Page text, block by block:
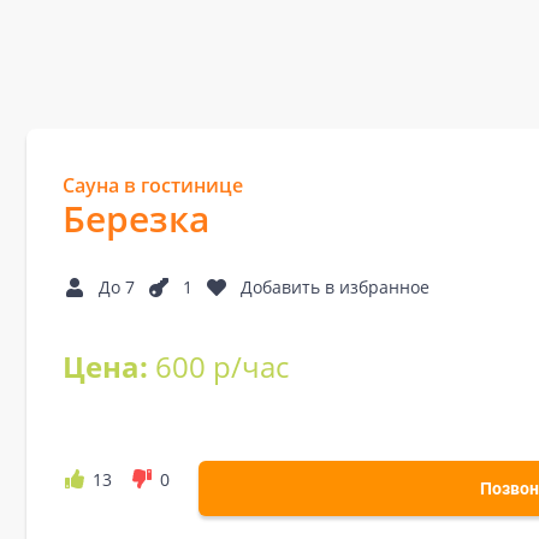
Сауна в гостинице
Березка
До 7 1 Добавить в избранное
Цена: 600 р/час
13 0